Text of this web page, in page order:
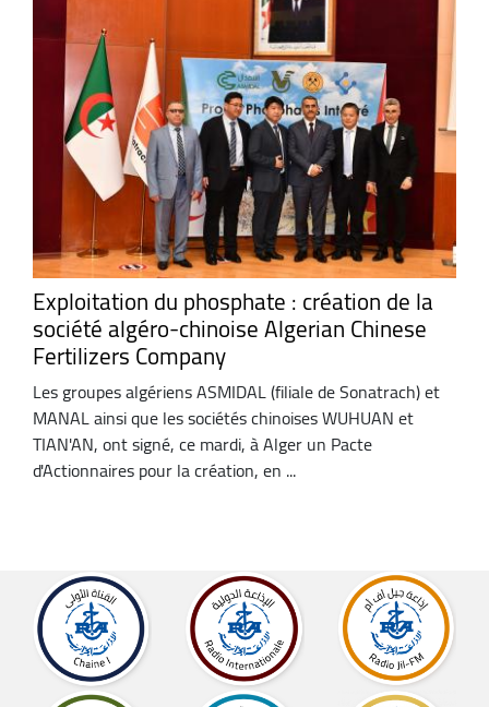
Exploitation du phosphate : création de la
société algéro-chinoise Algerian Chinese
Fertilizers Company
Les groupes algériens ASMIDAL (filiale de Sonatrach) et
MANAL ainsi que les sociétés chinoises WUHUAN et
TIAN'AN, ont signé, ce mardi, à Alger un Pacte
d'Actionnaires pour la création, en ...